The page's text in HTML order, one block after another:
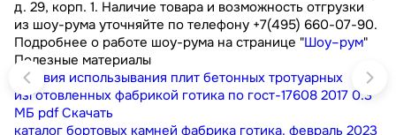
д. 29, корп. 1. Наличие товара и возможность отгрузки
из шоу-рума уточняйте по телефону +7(495) 660-07-90.
Подробнее о работе шоу-рума на странице "Шоу–рум"
Полезные материалы
условия использывания плит бетонных тротуарных
изготовленных фабрикой готика по гост-17608 2017 0.3
МБ pdf Скачать
каталог бортовых камней фабрика готика. февраль 2023